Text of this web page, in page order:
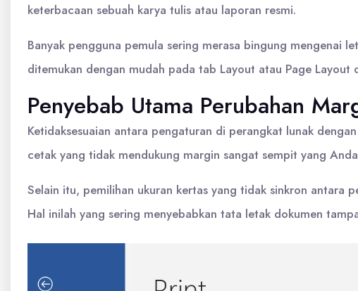
keterbacaan sebuah karya tulis atau laporan resmi.
Banyak pengguna pemula sering merasa bingung mengenai
ditemukan dengan mudah pada tab Layout atau Page Layout
Penyebab Utama Perubahan
Ketidaksesuaian antara pengaturan di perangkat lunak
cetak yang tidak mendukung margin sangat sempit yang
Selain itu, pemilihan ukuran kertas yang tidak sinkron antara
Hal inilah yang sering menyebabkan tata letak dokumen